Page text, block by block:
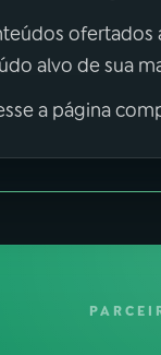
ofertados
alvo de sua
a página